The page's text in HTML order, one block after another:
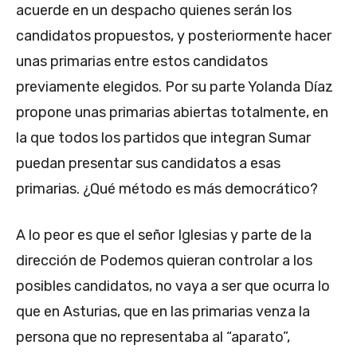
acuerde en un despacho quienes serán los
candidatos propuestos, y posteriormente hacer
unas primarias entre estos candidatos
previamente elegidos. Por su parte Yolanda Díaz
propone unas primarias abiertas totalmente, en
la que todos los partidos que integran Sumar
puedan presentar sus candidatos a esas
primarias. ¿Qué método es más democrático?
A lo peor es que el señor Iglesias y parte de la
dirección de Podemos quieran controlar a los
posibles candidatos, no vaya a ser que ocurra lo
que en Asturias, que en las primarias venza la
persona que no representaba al “aparato”,